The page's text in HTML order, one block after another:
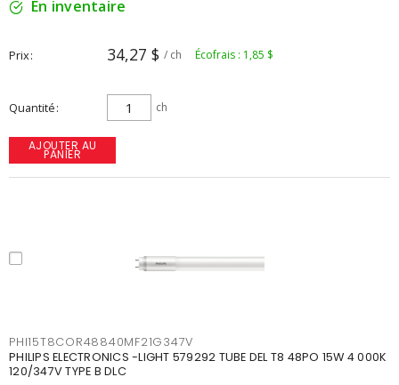
En inventaire
Prix 34,27 $ / ch Écofrais : 1,85 $
Quantité ch
AJOUTER AU
PANIER
PHI15T8COR48840MF21G347V
PHILIPS ELECTRONICS -LIGHT 579292 TUBE DEL T8 48PO 15W 4 000K
120/347V TYPE B DLC